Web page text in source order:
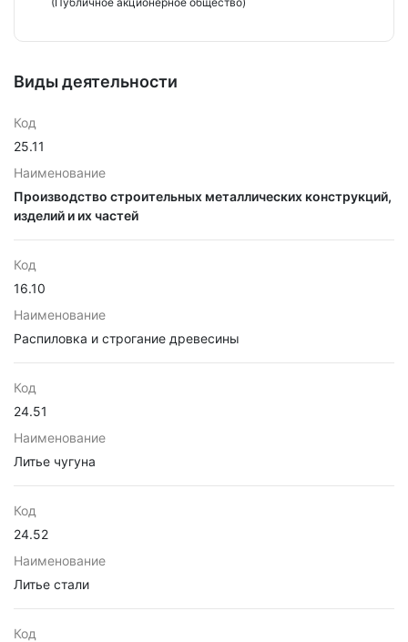
Виды деятельности
Код
25.11
Наименование
Производство строительных металлических конструкций,
изделий и их частей
Код
16.10
Наименование
Распиловка и строгание древесины
Код
24.51
Наименование
Литье чугуна
Код
24.52
Наименование
Литье стали
Код